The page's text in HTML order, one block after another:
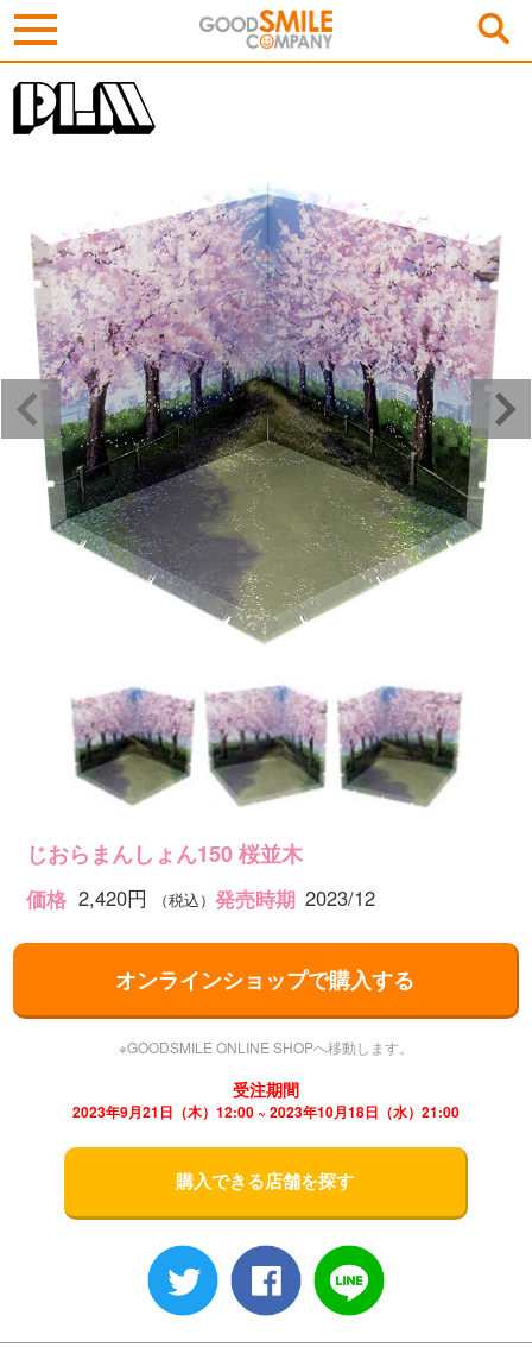
じおらまんしょん150 桜並木
価格 2,420円 （税込） 発売時期 2023/12
オンラインショップで購入する
※GOODSMILE ONLINE SHOPへ移動します。
受注期間
2023年9月21日（木）12:00 ~ 2023年10月18日（水）21:00
購入できる店舗を探す